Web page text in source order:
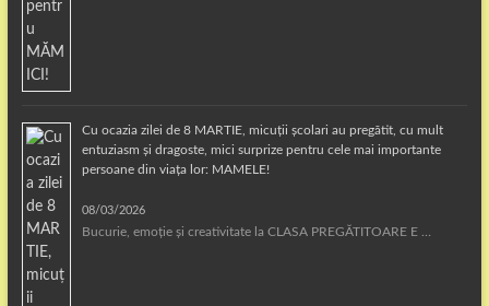
Cu ocazia zilei de 8 MARTIE, micuții școlari au pregătit, cu mult
entuziasm și dragoste, mici surprize pentru cele mai importante
persoane din viața lor: MAMELE!
08/03/2026
Bucurie, emoție și creativitate la CLASA PREGĂTITOARE E …